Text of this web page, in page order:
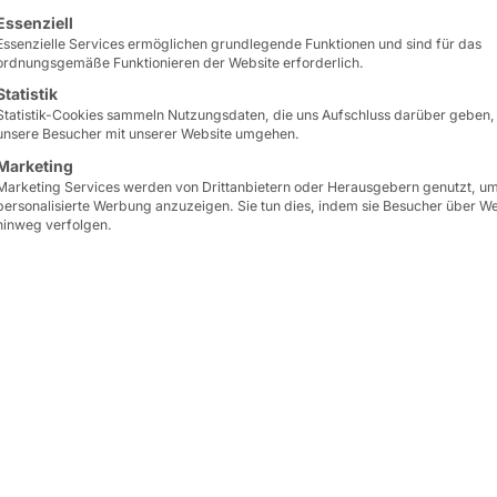
Jetzt anfragen
eine Liste der Service-Gruppen, für die eine
Services ermöglichen grundlegende Funktionen und sind für das
Funktionieren der Website erforderlich.
Cookies sammeln Nutzungsdaten, die uns Aufschluss darüber
Besucher mit unserer Website umgehen.
Services werden von Drittanbietern oder Herausgebern genutzt, um
Werbung anzuzeigen. Sie tun dies, indem sie Besucher über
verfolgen.